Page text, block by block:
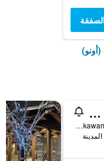
Minsyuku Koshiyama
Onogun Shirakawamura Hatogaya 49-1, تشيراكاوا (أونو), اليابان